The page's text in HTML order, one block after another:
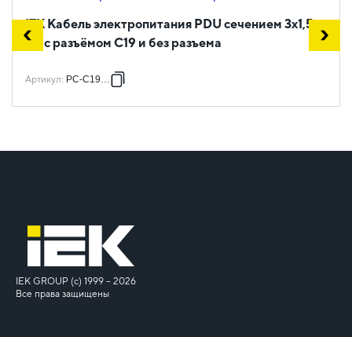
ITK Кабель электропитания PDU сечением 3х1,5
1М с разъёмом C19 и без разъема
Артикул: PC-C19-1M
IEK GROUP (c) 1999 – 2026
Все права защищены